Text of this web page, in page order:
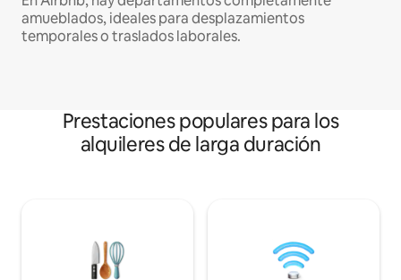
amueblados, ideales para desplazamientos
temporales o traslados laborales.
Prestaciones populares para los
alquileres de larga duración